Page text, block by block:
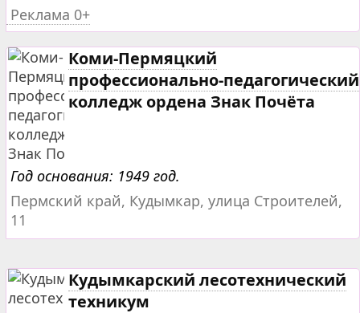
Реклама 0+
Коми-Пермяцкий
профессионально-педагогический
колледж ордена Знак Почёта
Год основания: 1949 год.
Пермский край, Кудымкар, улица Строителей,
11
Кудымкарский лесотехнический
техникум